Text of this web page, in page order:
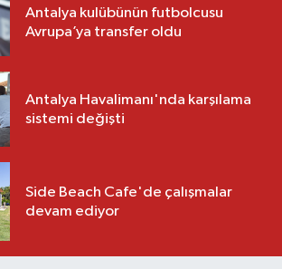
Antalya kulübünün futbolcusu
Avrupa’ya transfer oldu
Antalya Havalimanı'nda karşılama
sistemi değişti
Side Beach Cafe'de çalışmalar
devam ediyor